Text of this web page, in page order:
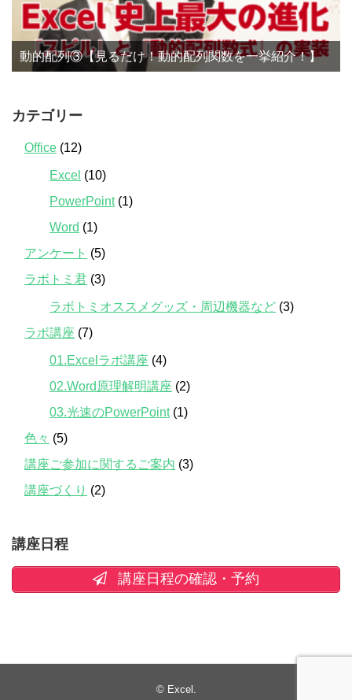
動的配列③【見るだけ！動的配列関数を一挙紹介！】
カテゴリー
Office (12)
Excel (10)
PowerPoint(1)
Word (1)
アンケート (5)
ラボトミ君 (3)
ラボトミオススメグッズ・周辺機器など (3)
ラボ講座 (7)
01.Excelラボ講座 (4)
02.Word原理解明講座 (2)
03.光速のPowerPoint(1)
色々 (5)
講座ご参加に関するご案内 (3)
講座づくり (2)
講座日程
講座日程の確認・予約
© Excel